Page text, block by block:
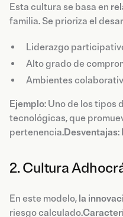
Esta cultura se basa en
familia. Se prioriza el
Liderazgo
Alto grado de
Ambientes
Ejemplo: Uno de los tipos
tecnológicas, que
pertenencia.Desventajas:
2. Cultura
En este modelo, la
riesgo calculado.